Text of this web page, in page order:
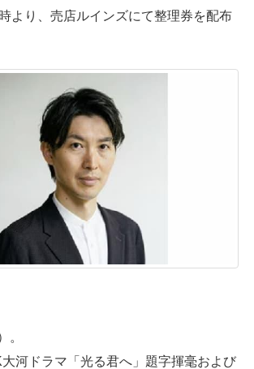
、売店ルインズにて整理券を配布
。
河ドラマ「光る君へ」題字揮毫および